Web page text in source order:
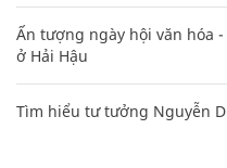
Ấn tượng ngày hội văn hóa
ở Hải Hậu
Tìm hiểu tư tưởng Nguyễn